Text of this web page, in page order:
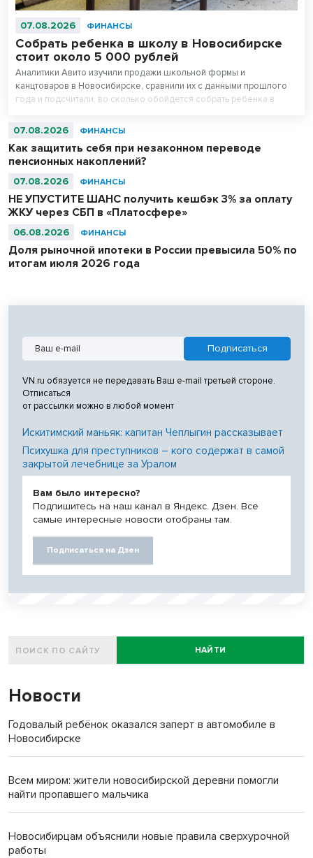
07.08.2026 ФИНАНСЫ
Собрать ребенка в школу в Новосибирске
стоит около 5 000 рублей
Аналитики Авито изучили продажи школьной формы и
канцтоваров в Новосибирске, сравнили их с данными прошлого
года и подсчитали, во сколько обойдется собрать ребенка в
стоит на треть дешевле новой, а канцтовары — в два раза.
07.08.2026 ФИНАНСЫ
Как защитить себя при незаконном переводе
пенсионных накоплений?
07.08.2026 ФИНАНСЫ
НЕ УПУСТИТЕ ШАНС получить кешбэк 3% за оплату
ЖКУ через СБП в «Платосфере»
06.08.2026 ФИНАНСЫ
Доля рыночной ипотеки в России превысила 50% по
итогам июля 2026 года
VN.ru обязуется не передавать Ваш e-mail третьей стороне.
Отписаться
от рассылки можно в любой момент
Искитимский маньяк: капитан Чеплыгин рассказывает
Психушка для преступников – кого содержат в самой
закрытой лечебнице за Уралом
Вам было интересно?
Подпишитесь на наш канал в Яндекс. Дзен. Все
самые интересные новости отобраны там.
Подписаться на Дзен
НАЙТИ
Новости
Годовалый ребёнок оказался заперт в автомобиле в
Новосибирске
Всем миром: жители новосибирской деревни помогли
найти пропавшего мальчика
Новосибирцам объяснили новые правила сверхурочной
работы